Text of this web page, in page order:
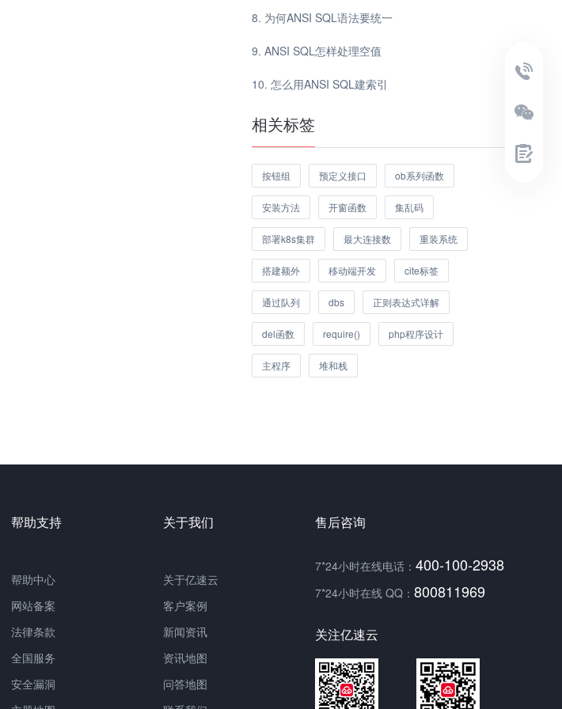
为何ANSI SQL语法要统一
ANSI SQL怎样处理空值
怎么用ANSI SQL建索引
相关标签
按钮组 预定义接口 ob系列函数
安装方法 开窗函数 集乱码
部署k8s集群 最大连接数 重装系统
搭建额外 移动端开发 cite标签
通过队列 dbs 正则表达式详解
del函数 require() php程序设计
主程序 堆和栈
帮助支持
帮助中心
网站备案
法律条款
全国服务
安全漏洞
关于我们
关于亿速云
客户案例
新闻资讯
资讯地图
问答地图
售后咨询
7*24小时在线电话： 400-100-2938
7*24小时在线 QQ： 800811969
关注亿速云